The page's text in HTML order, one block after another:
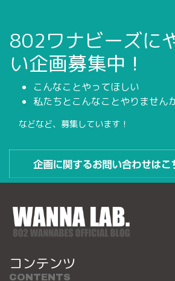
802ワナビーズに
い企画募集中！
こんなことやってほしい
私たちとこんなことやりません
などなど、募集しています！
コンテンツ
CONTENTS